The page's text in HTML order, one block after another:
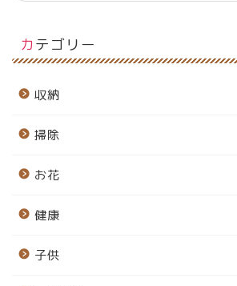
カテゴリー
収納
掃除
お花
健康
子供